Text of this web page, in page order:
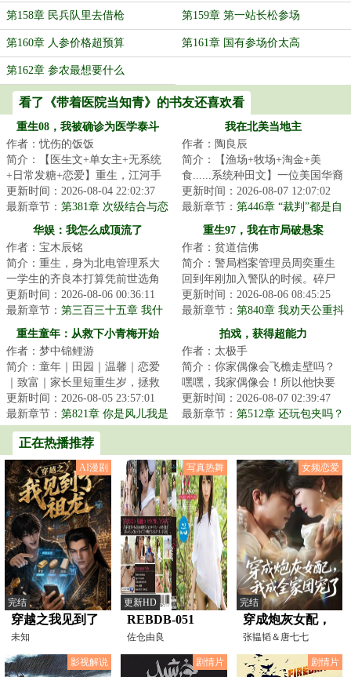
第158章 民兵队里去借枪 第159章 第一站长松参场
第160章 人参价格超预算 第161章 国有参场价太高
第162章 参农最想要什么
看了《带着医院当知青》的书友还喜欢看
重生08，我被确诊为医学泰斗
作者：忧伤的饭饭
简介：【医生文+单女主+无系统
+日常发糖+恋爱】重生，江河手
握领先二十年的医学技术。那一
年，医学界对癌...
更新时间：2026-08-04 22:02:37
最新章节： 第381章 次级结合与恋
爱伪命题
我在北美当地主
作者：陶良辰
简介：【渔场+牧场+淘金+美
食......系统种田文】一位美国华裔
UP主参加荒野求生，挑战赢下百
万美元大奖，...
更新时间：2026-08-07 12:07:02
最新章节： 第446章 “裁判”都是自
己人！专家：纯新的，毫无争
议……
华娱：我怎么成顶流了
作者：宝木辰铭
简介：重生，身为北电管理系大
一学生的齐良本打算凭前世选角
导演的经验，积攒人脉资本重操
旧业。没想到进...
更新时间：2026-08-06 00:36:11
最新章节： 第三百三十五章 我什
么东西啊我去催人家
重生97，我在市局破悬案
作者：贫道信佛
简介：警局档案管理员周奕重生
回到年刚加入警队的时候。碎尸
案、纵火案、枪击案……前世无
聊时熟读的那一...
更新时间：2026-08-06 08:45:25
最新章节： 第840章 我劝天公重抖
擞（求月票）
重生童年：从救下小青梅开始
作者：梦中锦鲤游
简介：童年｜田园｜温馨｜恋爱
｜致富｜家长里短重生岁，拯救
小青梅，开启传奇人生！品味童
年和青春的美好...
更新时间：2026-08-05 23:57:01
最新章节： 第821章 你是风儿我是
沙
拍戏，获得超能力
作者：太极手
简介：你家偶像会飞檐走壁吗？
嘿嘿，我家偶像会！所以他快要
塌房了。毕竟这只是小儿科。徒
手劈砖、刀劈子...
更新时间：2026-08-07 02:39:47
最新章节： 第512章 还玩包夹吗？
正在热播推荐
AI漫剧
完结
穿越之我见到了
祖龙
未知
写真热舞
更新HD
REBDB-051
Yura 美丽的女孩
的白色裸体
佐仓由良
女频恋爱
完结
穿成炮灰女配，
我成全家团宠了
张韫韬＆唐七七
影视解说 剧情片 剧情片